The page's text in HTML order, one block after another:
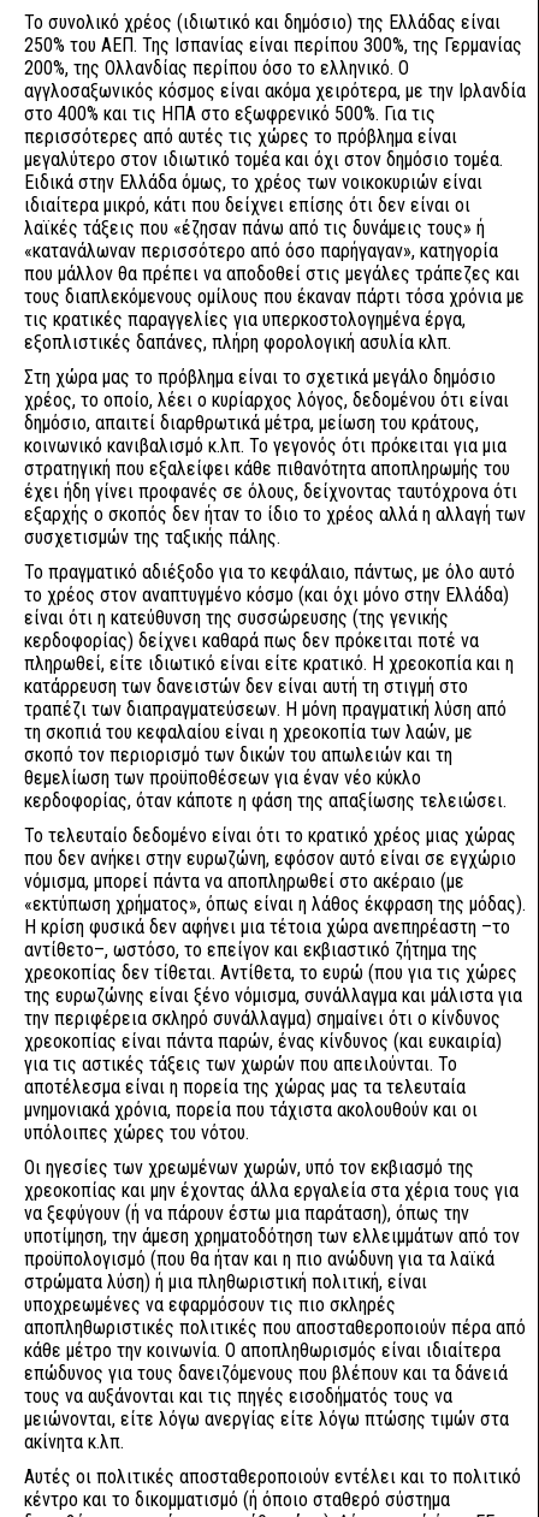
Το συνολικό χρέος (ιδιωτικό και δημόσιο) της Ελλάδας είναι
250% του ΑΕΠ. Της Ισπανίας είναι περίπου 300%, της Γερμανίας
200%, της Ολλανδίας περίπου όσο το ελληνικό. Ο
αγγλοσαξωνικός κόσμος είναι ακόμα χειρότερα, με την Ιρλανδία
στο 400% και τις ΗΠΑ στο εξωφρενικό 500%. Για τις
περισσότερες από αυτές τις χώρες το πρόβλημα είναι
μεγαλύτερο στον ιδιωτικό τομέα και όχι στον δημόσιο τομέα.
Ειδικά στην Ελλάδα όμως, το χρέος των νοικοκυριών είναι
ιδιαίτερα μικρό, κάτι που δείχνει επίσης ότι δεν είναι οι
λαϊκές τάξεις που «έζησαν πάνω από τις δυνάμεις τους» ή
«κατανάλωναν περισσότερο από όσο παρήγαγαν», κατηγορία
που μάλλον θα πρέπει να αποδοθεί στις μεγάλες τράπεζες και
τους διαπλεκόμενους ομίλους που έκαναν πάρτι τόσα χρόνια με
τις κρατικές παραγγελίες για υπερκοστολογημένα έργα,
εξοπλιστικές δαπάνες, πλήρη φορολογική ασυλία κλπ.
Στη χώρα μας το πρόβλημα είναι το σχετικά μεγάλο δημόσιο
χρέος, το οποίο, λέει ο κυρίαρχος λόγος, δεδομένου ότι είναι
δημόσιο, απαιτεί διαρθρωτικά μέτρα, μείωση του κράτους,
κοινωνικό κανιβαλισμό κ.λπ. Το γεγονός ότι πρόκειται για μια
στρατηγική που εξαλείφει κάθε πιθανότητα αποπληρωμής του
έχει ήδη γίνει προφανές σε όλους, δείχνοντας ταυτόχρονα ότι
εξαρχής ο σκοπός δεν ήταν το ίδιο το χρέος αλλά η αλλαγή των
συσχετισμών της ταξικής πάλης.
Το πραγματικό αδιέξοδο για το κεφάλαιο, πάντως, με όλο αυτό
το χρέος στον αναπτυγμένο κόσμο (και όχι μόνο στην Ελλάδα)
είναι ότι η κατεύθυνση της συσσώρευσης (της γενικής
κερδοφορίας) δείχνει καθαρά πως δεν πρόκειται ποτέ να
πληρωθεί, είτε ιδιωτικό είναι είτε κρατικό. Η χρεοκοπία και η
κατάρρευση των δανειστών δεν είναι αυτή τη στιγμή στο
τραπέζι των διαπραγματεύσεων. Η μόνη πραγματική λύση από
τη σκοπιά του κεφαλαίου είναι η χρεοκοπία των λαών, με
σκοπό τον περιορισμό των δικών του απωλειών και τη
θεμελίωση των προϋποθέσεων για έναν νέο κύκλο
κερδοφορίας, όταν κάποτε η φάση της απαξίωσης τελειώσει.
Το τελευταίο δεδομένο είναι ότι το κρατικό χρέος μιας χώρας
που δεν ανήκει στην ευρωζώνη, εφόσον αυτό είναι σε εγχώριο
νόμισμα, μπορεί πάντα να αποπληρωθεί στο ακέραιο (με
«εκτύπωση χρήματος», όπως είναι η λάθος έκφραση της μόδας).
Η κρίση φυσικά δεν αφήνει μια τέτοια χώρα ανεπηρέαστη –το
αντίθετο–, ωστόσο, το επείγον και εκβιαστικό ζήτημα της
χρεοκοπίας δεν τίθεται. Αντίθετα, το ευρώ (που για τις χώρες
της ευρωζώνης είναι ξένο νόμισμα, συνάλλαγμα και μάλιστα για
την περιφέρεια σκληρό συνάλλαγμα) σημαίνει ότι ο κίνδυνος
χρεοκοπίας είναι πάντα παρών, ένας κίνδυνος (και ευκαιρία)
για τις αστικές τάξεις των χωρών που απειλούνται. Το
αποτέλεσμα είναι η πορεία της χώρας μας τα τελευταία
μνημονιακά χρόνια, πορεία που τάχιστα ακολουθούν και οι
υπόλοιπες χώρες του νότου.
Οι ηγεσίες των χρεωμένων χωρών, υπό τον εκβιασμό της
χρεοκοπίας και μην έχοντας άλλα εργαλεία στα χέρια τους για
να ξεφύγουν (ή να πάρουν έστω μια παράταση), όπως την
υποτίμηση, την άμεση χρηματοδότηση των ελλειμμάτων από τον
προϋπολογισμό (που θα ήταν και η πιο ανώδυνη για τα λαϊκά
στρώματα λύση) ή μια πληθωριστική πολιτική, είναι
υποχρεωμένες να εφαρμόσουν τις πιο σκληρές
αποπληθωριστικές πολιτικές που αποσταθεροποιούν πέρα από
κάθε μέτρο την κοινωνία. Ο αποπληθωρισμός είναι ιδιαίτερα
επώδυνος για τους δανειζόμενους που βλέπουν και τα δάνειά
τους να αυξάνονται και τις πηγές εισοδήματός τους να
μειώνονται, είτε λόγω ανεργίας είτε λόγω πτώσης τιμών στα
ακίνητα κ.λπ.
Αυτές οι πολιτικές αποσταθεροποιούν εντέλει και το πολιτικό
κέντρο και το δικομματισμό (ή όποιο σταθερό σύστημα